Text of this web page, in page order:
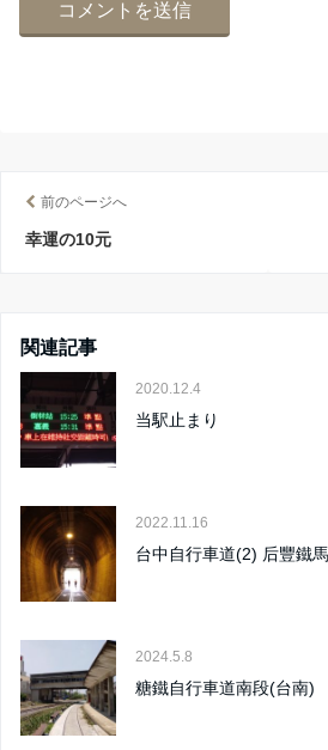
前のページへ
幸運の10元
関連記事
2020.12.4
当駅止まり
2022.11.16
台中自行車道(2) 后豐鐵
2024.5.8
糖鐵自行車道南段(台南